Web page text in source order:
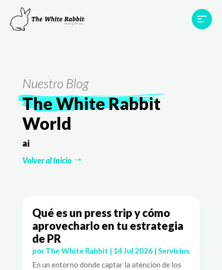
Proyectos
Testimonios
Nuestro Blog
The White Rabbit
World
ai
Volver al Inicio
Qué es un press trip y cómo
aprovecharlo en tu estrategia
de PR
por The White Rabbit | 14 Jul 2026| Servicios
En un entorno donde captar la atención de los